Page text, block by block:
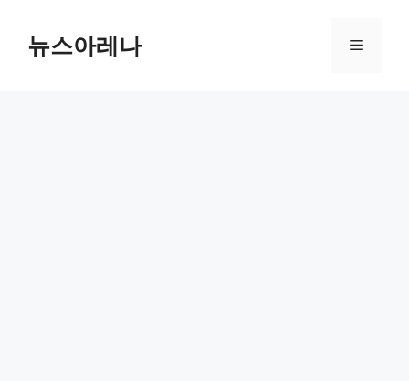
content뉴스아레나 Menu